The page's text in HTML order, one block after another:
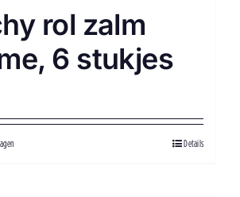
rol zalm
6 stukjes
Details